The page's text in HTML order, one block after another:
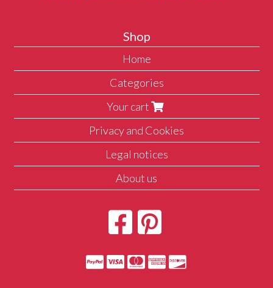
Shop
Home
Categories
Your cart
Privacy and Cookies
Legal notices
About us